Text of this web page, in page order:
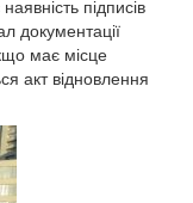
підписів
документації
має місце
акт відновлення